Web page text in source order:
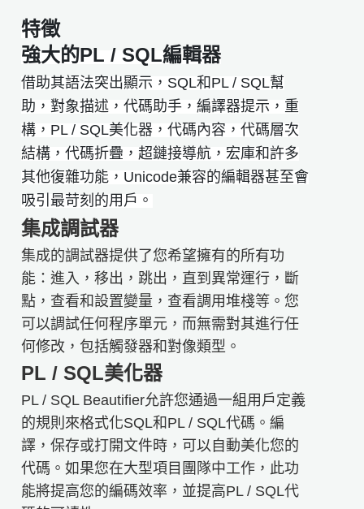
特徵
強大的PL / SQL編輯器
​​​​借助其語法突出顯示，SQL和PL / SQL幫
助，對象描述，代碼助手，編譯器提示，重
構，PL / SQL美化器，代碼內容，代碼層次
結構，代碼折疊，超鏈接導航，宏庫和許多
其他復雜功能，Unicode兼容的編輯器甚至會
吸引最苛刻的用戶。
集成調試器
集成的調試器提供了您希望擁有的所有功
能：進入，移出，跳出，直到異常運行，斷
點，查看和設置變量，查看調用堆棧等。您
可以調試任何程序單元，而無需對其進行任
何修改，包括觸發器和對像類型。
PL / SQL美化器
PL / SQL Beautifier允許您通過一組用戶定義
的規則來格式化SQL和PL / SQL代碼。編
譯，保存或打開文件時，可以自動美化您的
代碼。如果您在大型項目團隊中工作，此功
能將提高您的編碼效率，並提高PL / SQL代